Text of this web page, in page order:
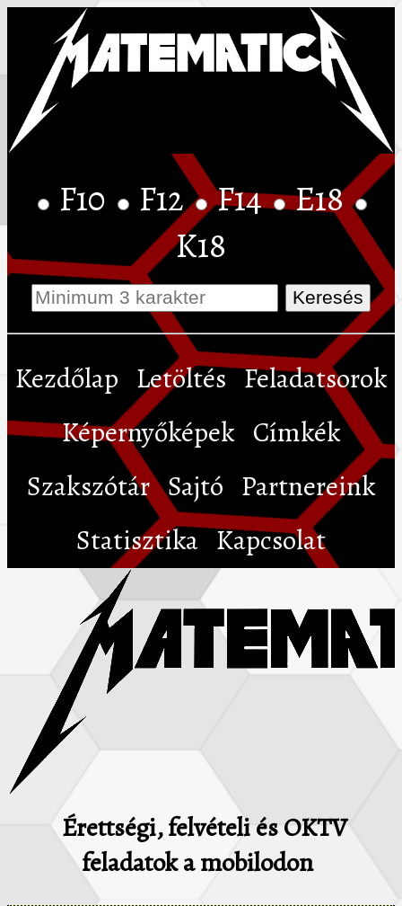
F10 F12 F14 E18
K18
Kezdőlap Letöltés Feladatsorok
Képernyőképek Címkék
Szakszótár Sajtó Partnereink
Statisztika Kapcsolat
Érettségi, felvételi és OKTV
feladatok a mobilodon